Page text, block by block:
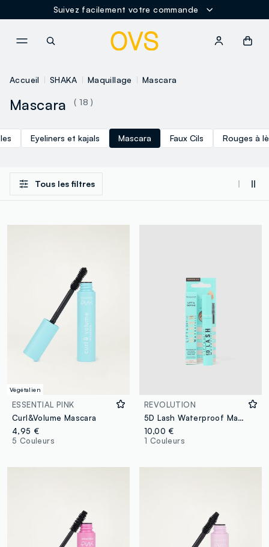
Suivez facilement votre commande
Accueil SHAKA Maquillage Mascara
Mascara ( 18 )
Eyeliners et kajals Mascara Faux Cils Rouges à
Tous les filtres
Végétalien
ESSENTIAL PINK
Curl&Volume Mascara
4,95 €
5 Couleurs
REVOLUTION
5D Lash Waterproof Mascara
10,00 €
1 Couleurs